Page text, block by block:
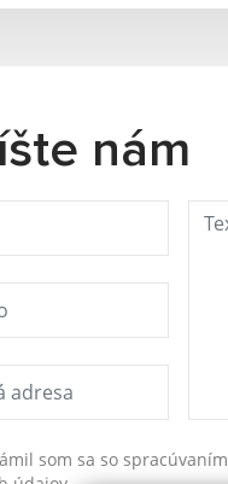
nám
som sa so spracúvaním